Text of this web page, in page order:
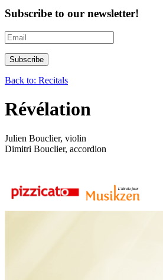
Subscribe to our newsletter!
Back to: Recitals
Révélation
Julien Bouclier, violin
Dimitri Bouclier, accordion